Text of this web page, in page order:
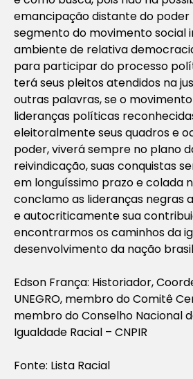
emancipação distante do poder
segmento do movimento social
ambiente de relativa
para participar do processo
terá seus pleitos atendidos na
outras palavras, se o
lideranças políticas
eleitoralmente seus quadros e
poder, viverá sempre no plano
reivindicação, suas conquistas
em longuíssimo prazo e colada
conclamo as lideranças negras
e autocriticamente sua
encontrarmos os caminhos da
desenvolvimento da nação
Edson França: Historiador,
UNEGRO, membro do Comitê
membro do Conselho Nacional
Igualdade Racial – CNPIR
Fonte: Lista Racial